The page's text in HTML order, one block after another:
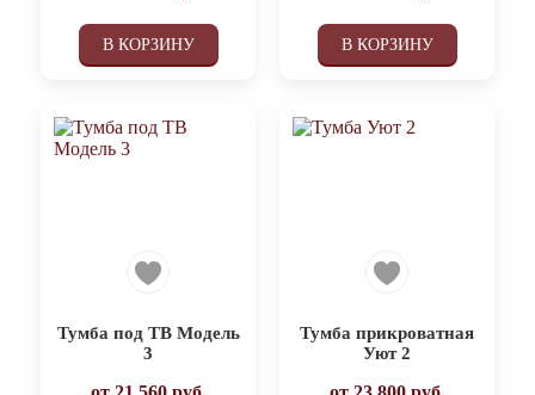
В КОРЗИНУ В КОРЗИНУ
Тумба под ТВ Модель
3
Тумба прикроватная
Уют 2